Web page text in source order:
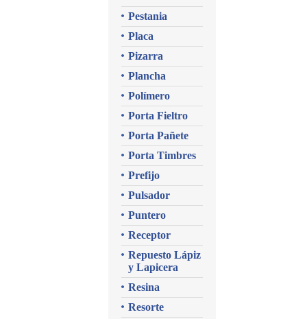
Pestania
Placa
Pizarra
Plancha
Polímero
Porta Fieltro
Porta Pañete
Porta Timbres
Prefijo
Pulsador
Puntero
Receptor
Repuesto Lápiz
y Lapicera
Resina
Resorte